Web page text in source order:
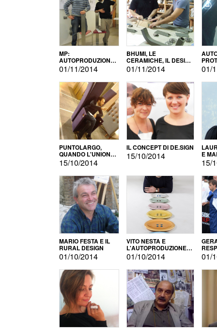
MP:
AUTOPRODUZIONE
E INNOVAZIONE
01/11/2014
BHUMI, LE
CERAMICHE, IL DESIGN
E L'AUTOPRODUZIONE
01/11/2014 01/
PUNTOLARGO,
QUANDO L'UNIONE
FA LA FORZA E
VINCE
15/10/2014
IL CONCEPT DI DE.SIGN
15/10/2014 E
15/
MARIO FESTA E IL
RURAL DESIGN
01/10/2014
VITO NESTA E
L'AUTOPRODUZIONE
COME RECUPERO DEI
SIMBOLI
01/10/2014 01/